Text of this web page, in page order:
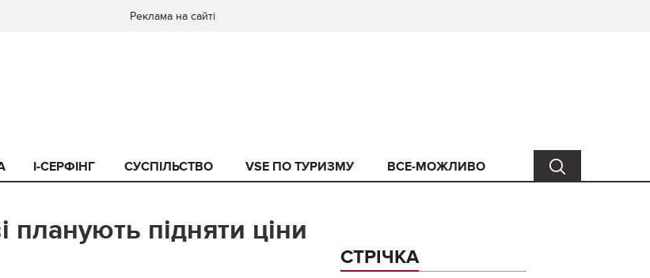
Реклама на сайті
I-СЕРФІНГ СУСПІЛЬСТВО VSE ПО ТУРИЗМУ ВСЕ-МОЖЛИВО
планують підняти ціни
СТРІЧКА